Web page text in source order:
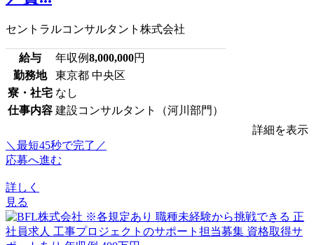
セントラルコンサルタント株式会社
給与 年収例8,000,000円
勤務地
東京都 中央区
寮・社宅 なし
仕事内容 建設コンサルタント（河川部門）
詳細を表示
＼最短45秒で完了／
応募へ進む
詳しく
見る